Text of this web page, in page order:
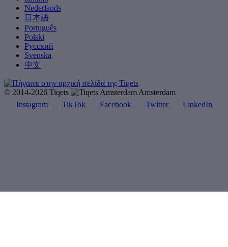
Nederlands
日本語
Português
Polski
Русский
Svenska
中文
© 2014-2026 Tiqets
Amsterdam
Instagram
TikTok Facebook Twitter LinkedIn